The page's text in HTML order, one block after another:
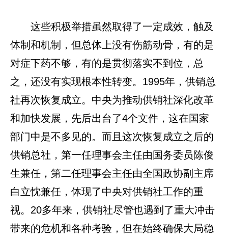
这些积极举措虽然取得了一定成效，触及
体制和机制，但总体上没有伤筋动骨，有的是
对症下药不够，有的是贯彻落实不到位，总
之，还没有实现根本性转变。1995年，供销总
社再次恢复成立。中央为推动供销社深化改革
和加快发展，先后出台了4个文件，这在国家
部门中是不多见的。而且这次恢复成立之后的
供销总社，第一任理事会主任由国务委员陈俊
生兼任，第二任理事会主任由全国政协副主席
白立忱兼任，体现了中央对供销社工作的重
视。20多年来，供销社尽管也遇到了重大冲击
带来的危机和各种考验，但在始终确保大局稳